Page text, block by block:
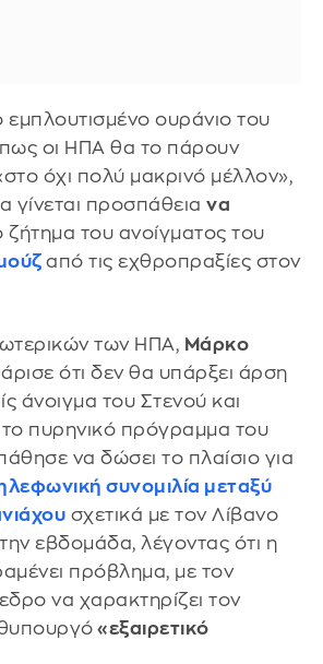
ουράνιο του
πως οι ΗΠΑ θα το πάρουν
όχι πολύ μακρινό μέλλον»,
γίνεται προσπάθεια να
ζήτημα του ανοίγματος του
από τις εχθροπραξίες στον
των ΗΠΑ, Μάρκο
ότι δεν θα υπάρξει άρση
άνοιγμα του Στενού και
το πυρηνικό πρόγραμμα του
να δώσει το πλαίσιο για
συνομιλία μεταξύ
σχετικά με τον Λίβανο
εβδομάδα, λέγοντας ότι η
πρόβλημα, με τον
να χαρακτηρίζει τον
«εξαιρετικό